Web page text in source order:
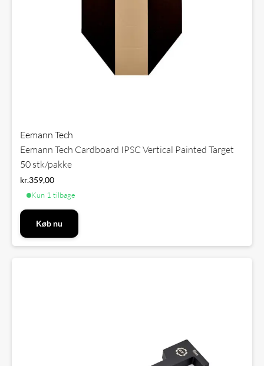
Eemann Tech
Eemann Tech Cardboard IPSC Vertical Painted Target
50 stk/pakke
kr.359,00
Kun 1 tilbage
Køb nu